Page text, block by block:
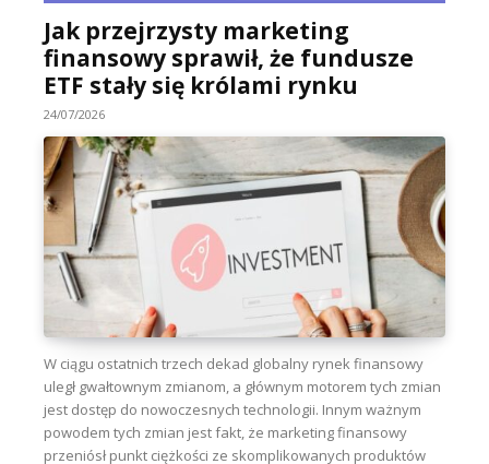
Jak przejrzysty marketing
finansowy sprawił, że fundusze
ETF stały się królami rynku
24/07/2026
W ciągu ostatnich trzech dekad globalny rynek finansowy
uległ gwałtownym zmianom, a głównym motorem tych zmian
jest dostęp do nowoczesnych technologii. Innym ważnym
powodem tych zmian jest fakt, że marketing finansowy
przeniósł punkt ciężkości ze skomplikowanych produktów